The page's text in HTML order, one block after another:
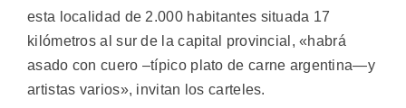
esta localidad de 2.000 habitantes situada 17
kilómetros al sur de la capital provincial, «habrá
asado con cuero –típico plato de carne argentina—y
artistas varios», invitan los carteles.